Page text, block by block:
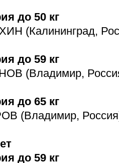
до 50 кг
(Калининград,
до 59 кг
(Владимир,
до 65 кг
(Владимир,
до 59 кг